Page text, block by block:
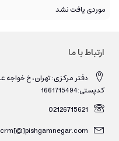
موردی یافت نشد
ارتباط با ما
کدپستی:1661715494
02126715621
crm[@]pishgamnegar.com